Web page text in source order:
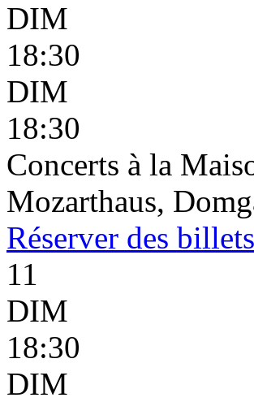
DIM
18:30
DIM
18:30
Concerts à la
Mozarthaus,
Réserver des billets
11
DIM
18:30
DIM